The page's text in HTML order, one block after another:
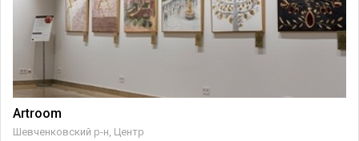
Artroom
Шевченковский р-н, Центр